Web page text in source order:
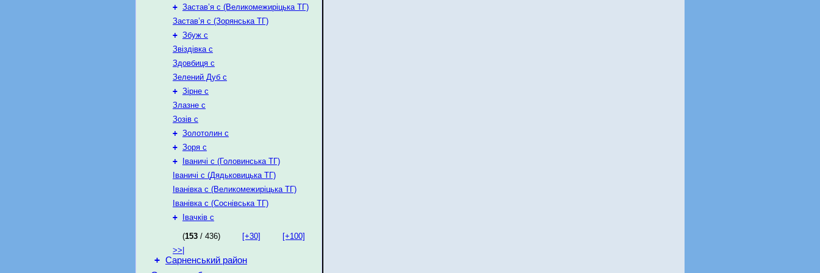
+ Застав’я с (Великомежиріцька ТГ)
Застав’я с (Зорянська ТГ)
+ Збуж с
Звіздівка с
Здовбиця с
Зелений Дуб с
+ Зірне с
Злазне с
Зозів с
+ Золотолин с
+ Зоря с
+
Іваничі с (Головинська ТГ)
Іваничі с (Дядьковицька ТГ)
Іванівка с (Великомежиріцька ТГ)
Іванівка с (Соснівська ТГ)
+
Івачків с
(153 / 436) [+30]
[+100]
>>|
+ Сарненський район